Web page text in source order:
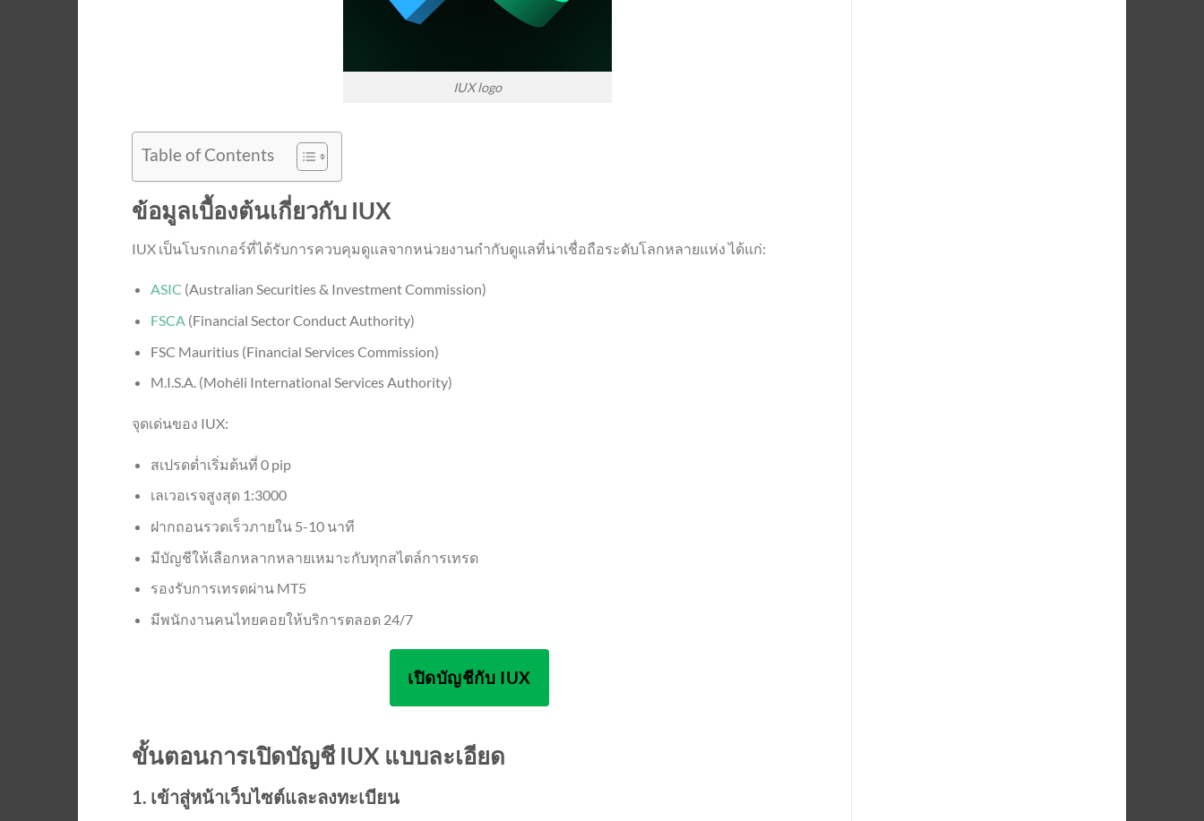
IUX logo
Table of Contents
ข้อมูลเบื้องต้นเกี่ยวกับ IUX
IUX เป็นโบรกเกอร์ที่ได้รับการควบคุมดูแลจากหน่วยงานกำกับดูแลที่น่าเชื่อถือระดับโลกหลายแห่ง ได้แก่:
ASIC (Australian Securities & Investment Commission)
FSCA(Financial Sector Conduct Authority)
FSC Mauritius (Financial Services Commission)
M.I.S.A. (Mohéli International Services Authority)
จุดเด่นของ IUX:
สเปรดต่ำเริ่มต้นที่ 0 pip
เลเวอเรจสูงสุด 1:3000
ฝากถอนรวดเร็วภายใน 5-10 นาที
มีบัญชีให้เลือกหลากหลายเหมาะกับทุกสไตล์การเทรด
รองรับการเทรดผ่าน MT5
มีพนักงานคนไทยคอยให้บริการตลอด 24/7
เปิดบัญชีกับ IUX
ขั้นตอนการเปิดบัญชี IUX แบบละเอียด
1. เข้าสู่หน้าเว็บไซต์และลงทะเบียน